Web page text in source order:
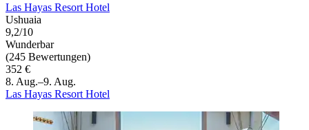
Las Hayas Resort Hotel
Ushuaia
9,2/10
Wunderbar
(245 Bewertungen)
352 €
8. Aug.–9. Aug.
Las Hayas Resort Hotel